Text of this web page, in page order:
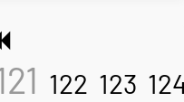
122 123